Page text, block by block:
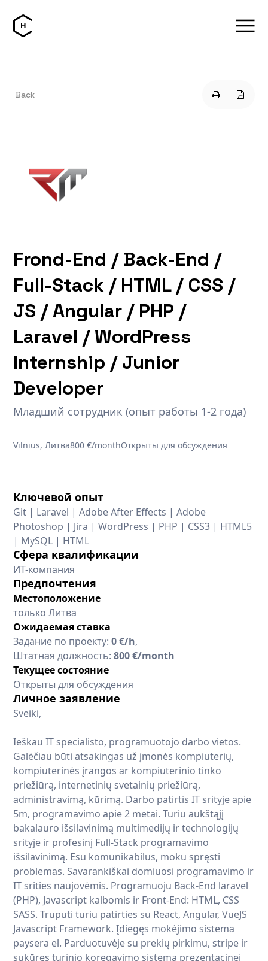
Back
Frond-End / Back-End /
Full-Stack / HTML / CSS /
JS / Angular / PHP /
Laravel / WordPress
Internship / Junior
Developer
Младший сотрудник (опыт работы 1-2 года)
Vilnius, Литва800 €/monthОткрыты для обсуждения
Ключевой опыт
Git | Laravel | Adobe After Effects | Adobe
Photoshop | Jira | WordPress | PHP | CSS3 | HTML5
| MySQL | HTML
Сфера квалификации
ИТ-компания
Предпочтения
Местоположение
только Литва
Ожидаемая ставка
Задание по проекту:0 €/h,
Штатная должность:800 €/month
Текущее состояние
Открыты для обсуждения
Личное заявление
Sveiki,
Ieškau IT specialisto, programuotojo darbo vietos.
Galėčiau būti atsakingas už įmonės kompiuterių,
kompiuterinės įrangos ar kompiuterinio tinko
priežiūrą, internetinių svetainių priežiūrą,
administravimą, kūrimą. Darbo patirtis IT srityje apie
5m, programavimo apie 2 metai. Turiu aukštąjį
bakalauro išsilavinimą multimedijų ir technologijų
srityje ir profesinį Full-Stack programavimo
išsilavinimą. Esu komunikabilus, moku spręsti
problemas. Savarankiškai domiuosi programavimo ir
IT srities naujovėmis. Programuoju Back-End laravel
(PHP), Javascript kalbomis ir Front-End: HTML, CSS
SASS. Truputi turiu patirties su React, Angular, VueJS
Javascript Framework. Įdiegęs mokėjimo sistema
paysera el. Parduotuvėje su prekių pirkimu, stripe ir
sukūręs turinio koregavimo sistemą prezentacinei